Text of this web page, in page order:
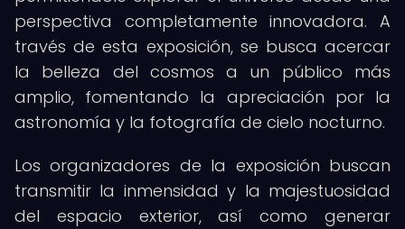
perspectiva completamente innovadora. A
través de esta exposición, se busca acercar
la belleza del cosmos a un público más
amplio, fomentando la apreciación por la
astronomía y la fotografía de cielo nocturno.
Los organizadores de la exposición buscan
transmitir la inmensidad y la majestuosidad
del espacio exterior, así como generar